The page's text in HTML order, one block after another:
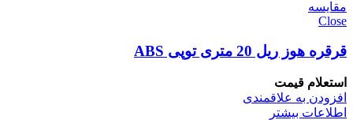
مقایسه
Close
قرقره هوز ریل 20 متری توپی ABS
استعلام قیمت
افزودن به علاقمندی
اطلاعات بیشتر